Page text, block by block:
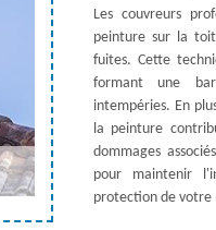
Les couvreurs
peinture sur la
fuites. Cette
formant une
intempéries. En
la peinture
dommages
pour maintenir
protection de votre